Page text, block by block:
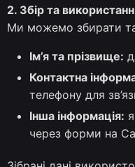
2. Збір та
Ми можемо збирати
Ім’я та прізвище:
Контактна
телефону для
Інша інформація:
через форми на